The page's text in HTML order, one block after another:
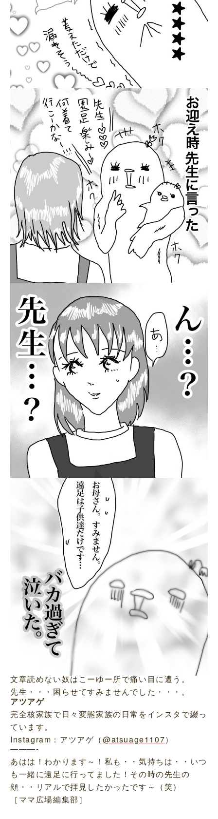
文章読めない奴はこーゆー所で痛い目に遭う。
先生・・・困らせてすみませんでした・・・。
アツアゲ
完全核家族で日々変態家族の日常をインスタで綴っ
ています。
Instagram：アツアゲ（@atsuage1107）
———-
あはは！わかります～！私も・・気持ちは・・いつ
も一緒に遠足に行ってました！その時の先生の
顔・・リアルで拝見したかったです～（笑）
［ママ広場編集部］